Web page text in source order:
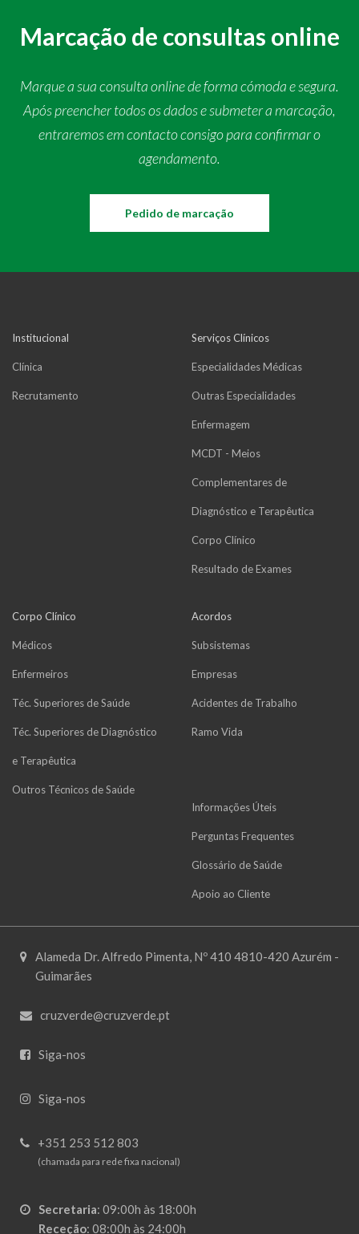
Marcação de consultas online
Marque a sua consulta online de forma cómoda e segura.
Após preencher todos os dados e submeter a marcação,
entraremos em contacto consigo para confirmar o
agendamento.
Pedido de marcação
Institucional
Clínica
Recrutamento
Serviços Clínicos
Especialidades Médicas
Outras Especialidades
Enfermagem
MCDT - Meios
Complementares de
Diagnóstico e Terapêutica
Corpo Clínico
Resultado de Exames
Corpo Clínico
Médicos
Enfermeiros
Téc. Superiores de Saúde
Téc. Superiores de Diagnóstico
e Terapêutica
Outros Técnicos de Saúde
Acordos
Subsistemas
Empresas
Acidentes de Trabalho
Ramo Vida
Informações Úteis
Perguntas Frequentes
Glossário de Saúde
Apoio ao Cliente
Alameda Dr. Alfredo Pimenta, Nº 410 4810-420 Azurém -
Guimarães
cruzverde@cruzverde.pt
Siga-nos
Siga-nos
+351 253 512 803
(chamada para rede fixa nacional)
Secretaria: 09:00h às 18:00h
Receção: 08:00h às 24:00h